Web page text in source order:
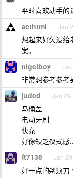
平时喜欢动手的
acthtml Jan
想起来好久没给
案。
nigelboy
非常想参考参考
juded Jan 29,
马桶盖
电动牙刷
快充
好像缺乏仪式感
ft7138 Jan
好一点的剃须刀